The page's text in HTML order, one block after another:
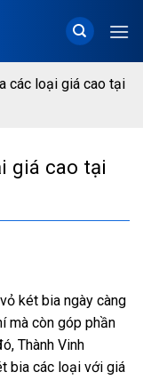
các loại giá cao tại
giá cao tại
két bia ngày càng
mà còn góp phần
Thành Vinh
bia các loại với giá